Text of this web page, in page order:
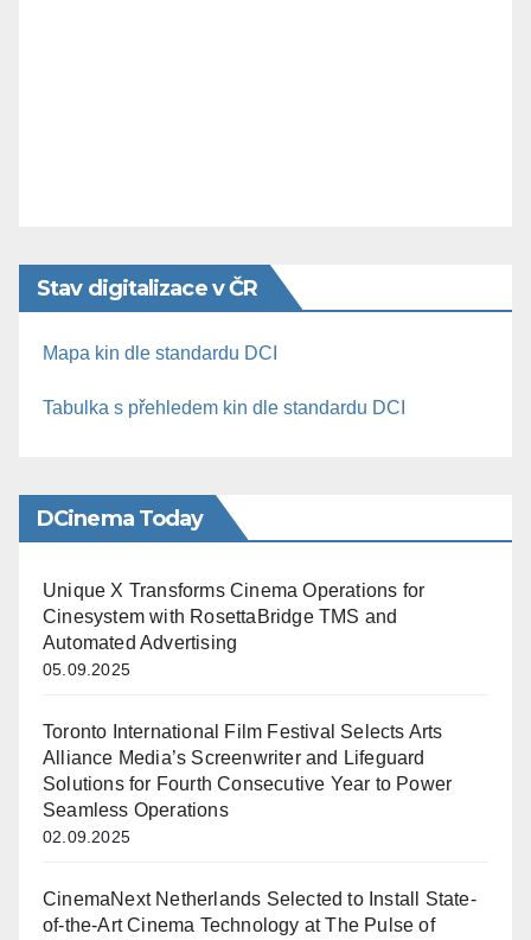
Stav digitalizace v ČR
Mapa kin dle standardu DCI
Tabulka s přehledem kin dle standardu DCI
DCinema Today
Unique X Transforms Cinema Operations for
Cinesystem with RosettaBridge TMS and
Automated Advertising
05.09.2025
Toronto International Film Festival Selects Arts
Alliance Media’s Screenwriter and Lifeguard
Solutions for Fourth Consecutive Year to Power
Seamless Operations
02.09.2025
CinemaNext Netherlands Selected to Install State-
of-the-Art Cinema Technology at The Pulse of